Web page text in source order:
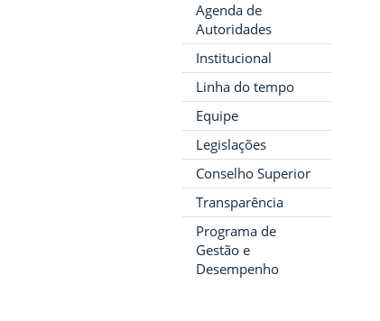
Agenda de
Autoridades
Institucional
Linha do tempo
Equipe
Legislações
Conselho Superior
Transparência
Programa de
Gestão e
Desempenho